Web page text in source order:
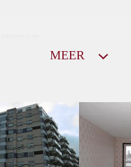
Bruto
MEER